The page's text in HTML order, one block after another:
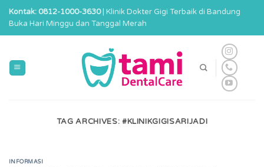
Skip
content
Kontak: 0812-1000-3630| Klinik Dokter Gigi Terbaik di Bandung
Buka Hari Minggu dan Tanggal Merah
TAG ARCHIVES: #KLINIKGIGISARIJADI
INFORMASI